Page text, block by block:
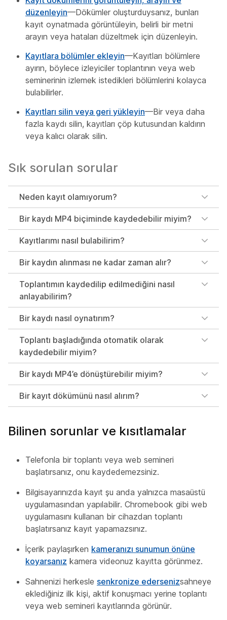
düzenleyin—Dökümler oluşturduysanız, bunları
kayıt oynatmada görüntüleyin, belirli bir metni
arayın veya hataları düzeltmek için düzenleyin.
Kayıtlara bölümler ekleyin—Kayıtları bölümlere
ayırın, böylece izleyiciler toplantının veya web
seminerinin izlemek istedikleri bölümlerini kolayca
bulabilirler.
Kayıtları silin veya geri yükleyin—Bir veya daha
fazla kaydı silin, kayıtları çöp kutusundan kaldırın
veya kalıcı olarak silin.
Sık sorulan sorular
Neden kayıt olamıyorum?
Bir kaydı MP4 biçiminde kaydedebilir miyim?
Kayıtlarımı nasıl bulabilirim?
Bir kaydın alınması ne kadar zaman alır?
Toplantımın kaydedilip edilmediğini nasıl
anlayabilirim?
Bir kaydı nasıl oynatırım?
Toplantı başladığında otomatik olarak
kaydedebilir miyim?
Bir kaydı MP4’e dönüştürebilir miyim?
Bir kayıt dökümünü nasıl alırım?
Bilinen sorunlar ve kısıtlamalar
Telefonla bir toplantı veya web semineri
başlatırsanız, onu kaydedemezsiniz.
Bilgisayarınızda kayıt şu anda yalnızca masaüstü
uygulamasından yapılabilir. Chromebook gibi web
uygulamasını kullanan bir cihazdan toplantı
başlatırsanız kayıt yapamazsınız.
İçerik paylaşırken kameranızı sunumun önüne
koyarsanız kamera videonuz kayıtta görünmez.
Sahnenizi herkesle senkronize edersenizsahneye
eklediğiniz ilk kişi, aktif konuşmacı yerine toplantı
veya web semineri kayıtlarında görünür.